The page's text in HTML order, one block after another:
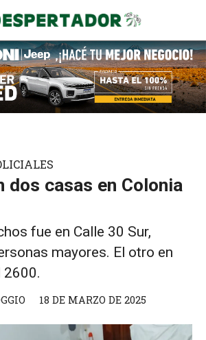
dos casas en Colonia
fue en Calle 30 Sur,
mayores. El otro en
2600.
18 DE MARZO DE 2025